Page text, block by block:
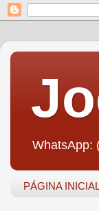
WhatsApp:
PÁGINA